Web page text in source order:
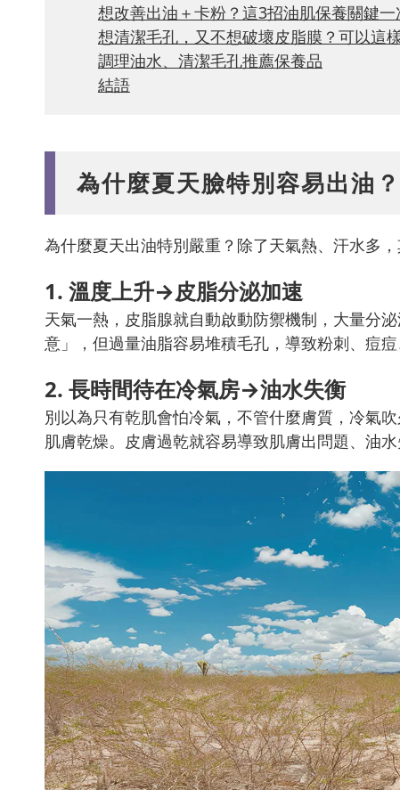
想改善出油＋卡粉？這3招油肌保養關鍵一
想清潔毛孔，又不想破壞皮脂膜？可以這
調理油水、清潔毛孔推薦保養品
結語
為什麼夏天臉特別容易出油
為什麼夏天出油特別嚴重？除了天氣熱、汗水多
1. 溫度上升→皮脂分泌加速
天氣一熱，皮脂腺就自動啟動防禦機制，大量分
意」，但過量油脂容易堆積毛孔，導致粉刺、痘痘
2. 長時間待在冷氣房→油水失衡
別以為只有乾肌會怕冷氣，不管什麼膚質，冷氣
肌膚乾燥。皮膚過乾就容易導致肌膚出問題、油水